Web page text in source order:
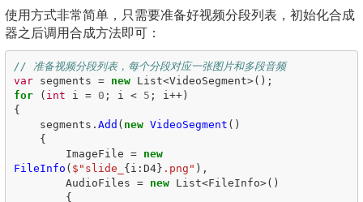
使用方式非常简单，只需要准备好视频分段列表，初始化合成
器之后调用合成方法即可：
// 准备视频分段列表，每个分段对应一张图片和多段音频
var
segments = new List<VideoSegment>();
for
( int i = 0 ; i < 5 ; i ++)
{
segments . Add ( new VideoSegment ()
{
ImageFile =
new
FileInfo ( $"slide_ {i : D4} .png" ),
AudioFiles = new List<FileInfo>()
{